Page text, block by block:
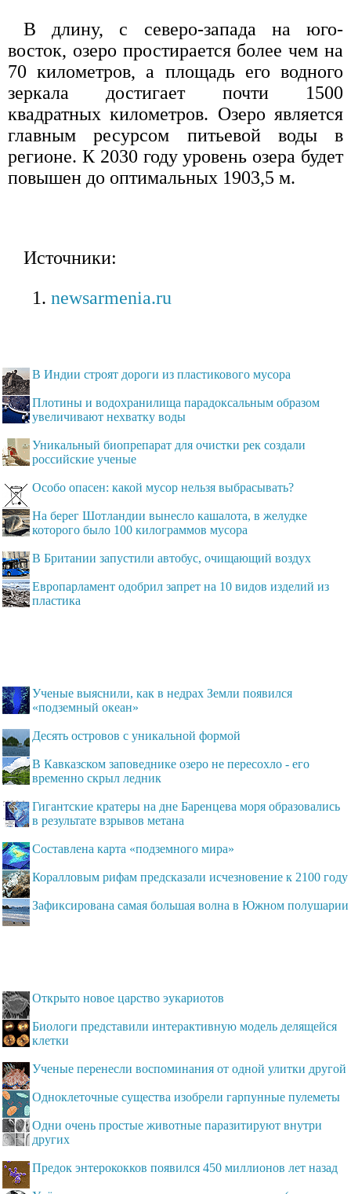
В длину, с северо-запада на юго-
восток, озеро простирается более чем на
70 километров, а площадь его водного
зеркала достигает почти 1500
квадратных километров. Озеро является
главным ресурсом питьевой воды в
регионе. К 2030 году уровень озера будет
повышен до оптимальных 1903,5 м.
Источники:
newsarmenia.ru
В Индии строят дороги из пластикового мусора
Плотины и водохранилища парадоксальным образом
увеличивают нехватку воды
Уникальный биопрепарат для очистки рек создали
российские ученые
Особо опасен: какой мусор нельзя выбрасывать?
На берег Шотландии вынесло кашалота, в желудке
которого было 100 килограммов мусора
В Британии запустили автобус, очищающий воздух
Европарламент одобрил запрет на 10 видов изделий из
пластика
Ученые выяснили, как в недрах Земли появился
«подземный океан»
Десять островов c уникальной формой
В Кавказском заповеднике озеро не пересохло - его
временно скрыл ледник
Гигантские кратеры на дне Баренцева моря образовались
в результате взрывов метана
Составлена карта «подземного мира»
Коралловым рифам предсказали исчезновение к 2100 году
Зафиксирована самая большая волна в Южном полушарии
Открыто новое царство эукариотов
Биологи представили интерактивную модель делящейся
клетки
Ученые перенесли воспоминания от одной улитки другой
Одноклеточные существа изобрели гарпунные пулеметы
Одни очень простые животные паразитируют внутри
других
Предок энтерококков появился 450 миллионов лет назад